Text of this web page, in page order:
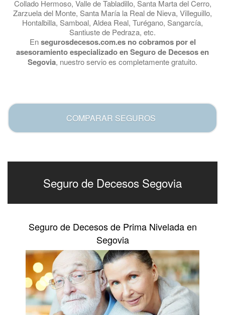
Collado Hermoso, Valle de Tabladillo, Santa Marta del Cerro,
Zarzuela del Monte, Santa María la Real de Nieva, Villeguillo,
Hontalbilla, Samboal, Aldea Real, Turégano, Sangarcía,
Santiuste de Pedraza, etc.
Ensegurosdecesos.com.es no cobramos por el
asesoramiento especializado en Seguro de Decesos en
Segovia, nuestro servio es completamente gratuito.
COMPARAR SEGUROS
Seguro de Decesos Segovia
Seguro de Decesos de Prima Nivelada en
Segovia